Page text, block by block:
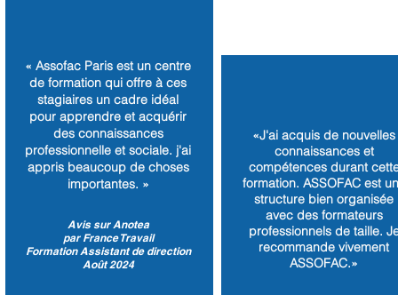
« Assofac Paris est un centre
de formation qui offre à ces
stagiaires un cadre idéal
pour apprendre et acquérir
des connaissances
professionnelle et sociale. j'ai
appris beaucoup de choses
importantes. »
Avis sur Anotea
par France Travail
Formation Assistant de direction
Août 2024
«J'ai acquis de nouvelles
connaissances et
compétences durant
formation. ASSOFAC est
structure bien organisée
avec des formateurs
professionnels de taille.
recommande vivement
ASSOFAC.»